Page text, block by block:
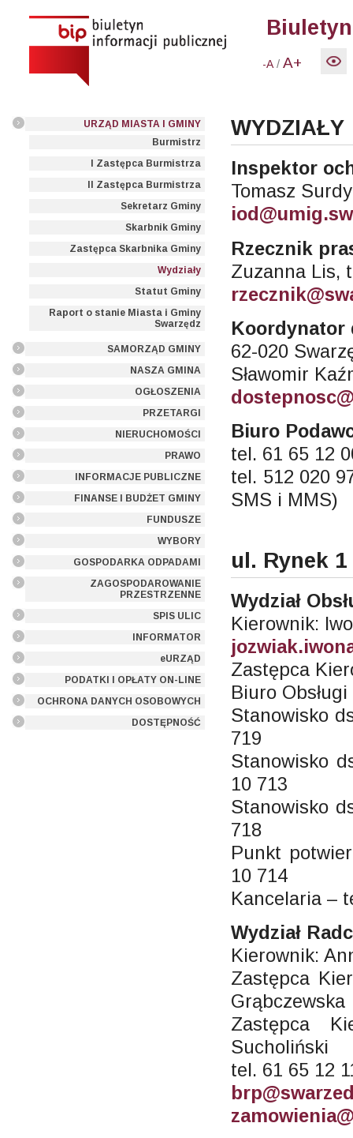
-A /A+
URZĄD MIASTA I GMINY
Burmistrz
I Zastępca Burmistrza
II Zastępca Burmistrza
Sekretarz Gminy
Skarbnik Gminy
Zastępca Skarbnika Gminy
Wydziały
Statut Gminy
Raport o stanie Miasta i Gminy
Swarzędz
SAMORZĄD GMINY
NASZA GMINA
OGŁOSZENIA
PRZETARGI
NIERUCHOMOŚCI
PRAWO
INFORMACJE PUBLICZNE
FINANSE I BUDŻET GMINY
FUNDUSZE
WYBORY
GOSPODARKA ODPADAMI
ZAGOSPODAROWANIE
PRZESTRZENNE
SPIS ULIC
INFORMATOR
eURZĄD
PODATKI I OPŁATY ON-LINE
OCHRONA DANYCH OSOBOWYCH
DOSTĘPNOŚĆ
WYDZIAŁY
Inspektor
Tomasz
Rzecznik
Zuzanna Lis,
Koordynator
62-020
Sławomir
Biuro
tel. 61 65 12
tel. 512 020
SMS i MMS)
ul. Rynek 1
Wydział
Kierownik:
Zastępca
Biuro
Stanowisko
719
Stanowisko
10 713
Stanowisko
718
Punkt
10 714
Kancelaria –
Wydział
Kierownik:
Zastępca
Grąbczewska
Zastępca
Sucholiński
tel. 61 65 12